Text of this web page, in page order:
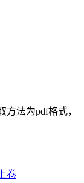
法为pdf格式，
卷